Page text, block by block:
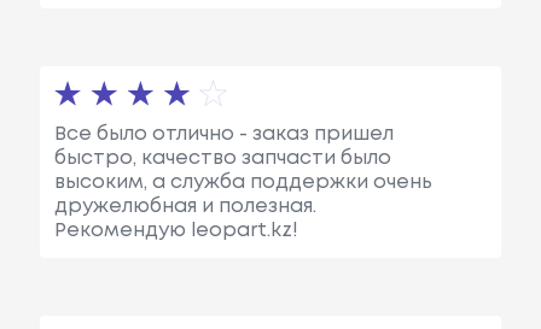
Все было отлично - заказ пришел
быстро, качество запчасти было
высоким, а служба поддержки очень
дружелюбная и полезная.
Рекомендую leopart.kz!